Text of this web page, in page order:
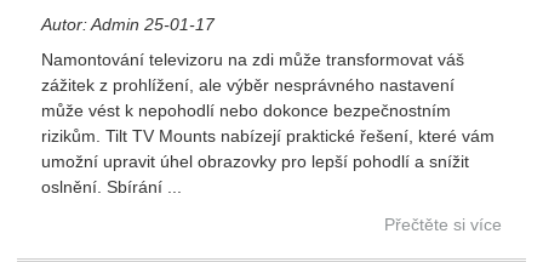
Autor: Admin 25-01-17
Namontování televizoru na zdi může transformovat váš
zážitek z prohlížení, ale výběr nesprávného nastavení
může vést k nepohodlí nebo dokonce bezpečnostním
rizikům. Tilt TV Mounts nabízejí praktické řešení, které vám
umožní upravit úhel obrazovky pro lepší pohodlí a snížit
oslnění. Sbírání ...
Přečtěte si více